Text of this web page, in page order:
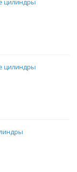
цилиндры